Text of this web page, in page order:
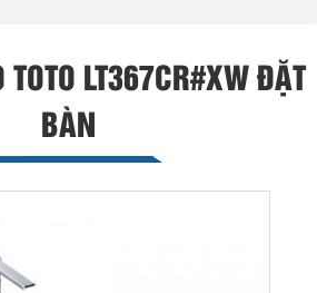
TOTO LT367CR#XW ĐẶT
BÀN